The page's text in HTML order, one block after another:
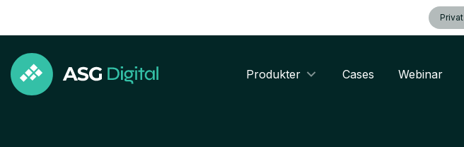
Privat
Produkter Cases Webinar